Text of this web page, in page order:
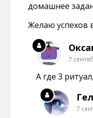
домашнее
Желаю успехов
7
А где 3
7